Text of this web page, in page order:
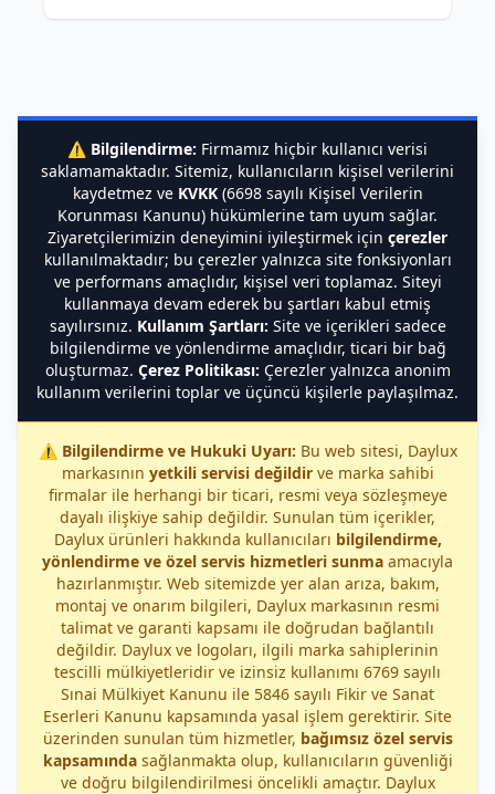
⚠️ Bilgilendirme: Firmamız hiçbir kullanıcı verisi
saklamamaktadır. Sitemiz, kullanıcıların kişisel verilerini
kaydetmez ve KVKK(6698 sayılı Kişisel Verilerin
Korunması Kanunu) hükümlerine tam uyum sağlar.
Ziyaretçilerimizin deneyimini iyileştirmek için çerezler
kullanılmaktadır; bu çerezler yalnızca site fonksiyonları
ve performans amaçlıdır, kişisel veri toplamaz. Siteyi
kullanmaya devam ederek bu şartları kabul etmiş
sayılırsınız. Kullanım Şartları: Site ve içerikleri sadece
bilgilendirme ve yönlendirme amaçlıdır, ticari bir bağ
oluşturmaz. Çerez Politikası: Çerezler yalnızca anonim
kullanım verilerini toplar ve üçüncü kişilerle paylaşılmaz.
⚠️ Bilgilendirme ve Hukuki Uyarı: Bu web sitesi, Daylux
markasının yetkili servisi değildirve marka sahibi
firmalar ile herhangi bir ticari, resmi veya sözleşmeye
dayalı ilişkiye sahip değildir. Sunulan tüm içerikler,
Daylux ürünleri hakkında kullanıcıları bilgilendirme,
yönlendirme ve özel servis hizmetleri sunma amacıyla
hazırlanmıştır. Web sitemizde yer alan arıza, bakım,
montaj ve onarım bilgileri, Daylux markasının resmi
talimat ve garanti kapsamı ile doğrudan bağlantılı
değildir. Daylux ve logoları, ilgili marka sahiplerinin
tescilli mülkiyetleridir ve izinsiz kullanımı 6769 sayılı
Sınai Mülkiyet Kanunu ile 5846 sayılı Fikir ve Sanat
Eserleri Kanunu kapsamında yasal işlem gerektirir. Site
üzerinden sunulan tüm hizmetler, bağımsız özel servis
kapsamındasağlanmakta olup, kullanıcıların güvenliği
ve doğru bilgilendirilmesi öncelikli amaçtır. Daylux